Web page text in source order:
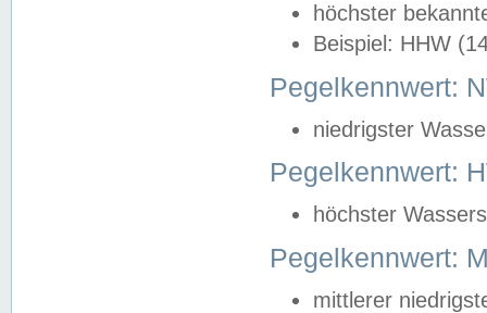
höchster
Beispiel: HHW
Pegelkennwert:
niedrigster
Pegelkennwert:
höchster
Pegelkennwert:
mittlerer